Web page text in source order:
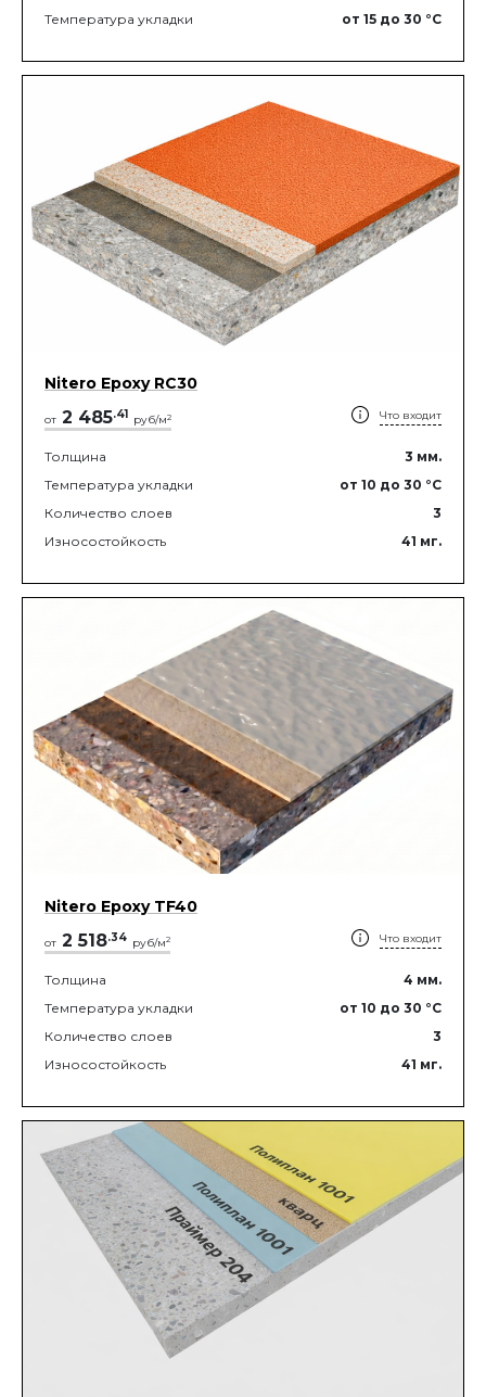
Температура укладки от 15 до 30 °C
Nitero Epoxy RС30
от 2 485.41 руб/м2 Что входит
Толщина 3 мм.
Температура укладки
от 10 до 30 °C
Количество слоев
3
Износостойкость
41 мг.
Nitero Epoxy TF40
от 2 518.34 руб/м2 Что входит
Толщина 4 мм.
Температура укладки
от 10 до 30 °C
Количество слоев
3
Износостойкость
41 мг.